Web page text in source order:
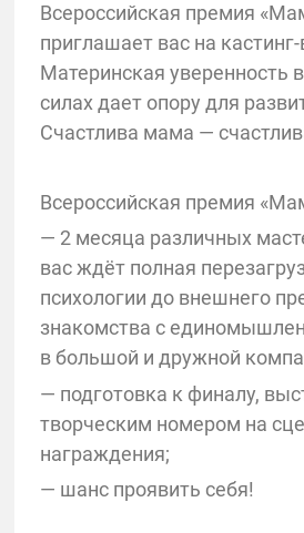
Всероссийская премия
приглашает вас на кастинг-
Материнская уверенность
силах дает опору для
Счастлива мама —
Всероссийская премия
— 2 месяца различных
вас ждёт полная
психологии до внешнего
знакомства с
в большой и дружной
— подготовка к финалу,
творческим номером на
награждения;
— шанс проявить себя!